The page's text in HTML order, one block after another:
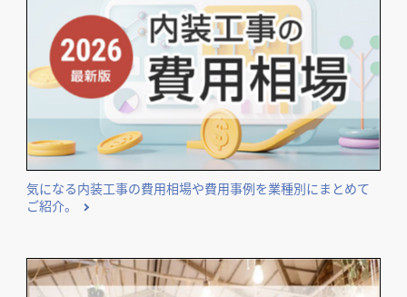
気になる内装工事の費用相場や費用事例を業種別にまとめて
ご紹介。